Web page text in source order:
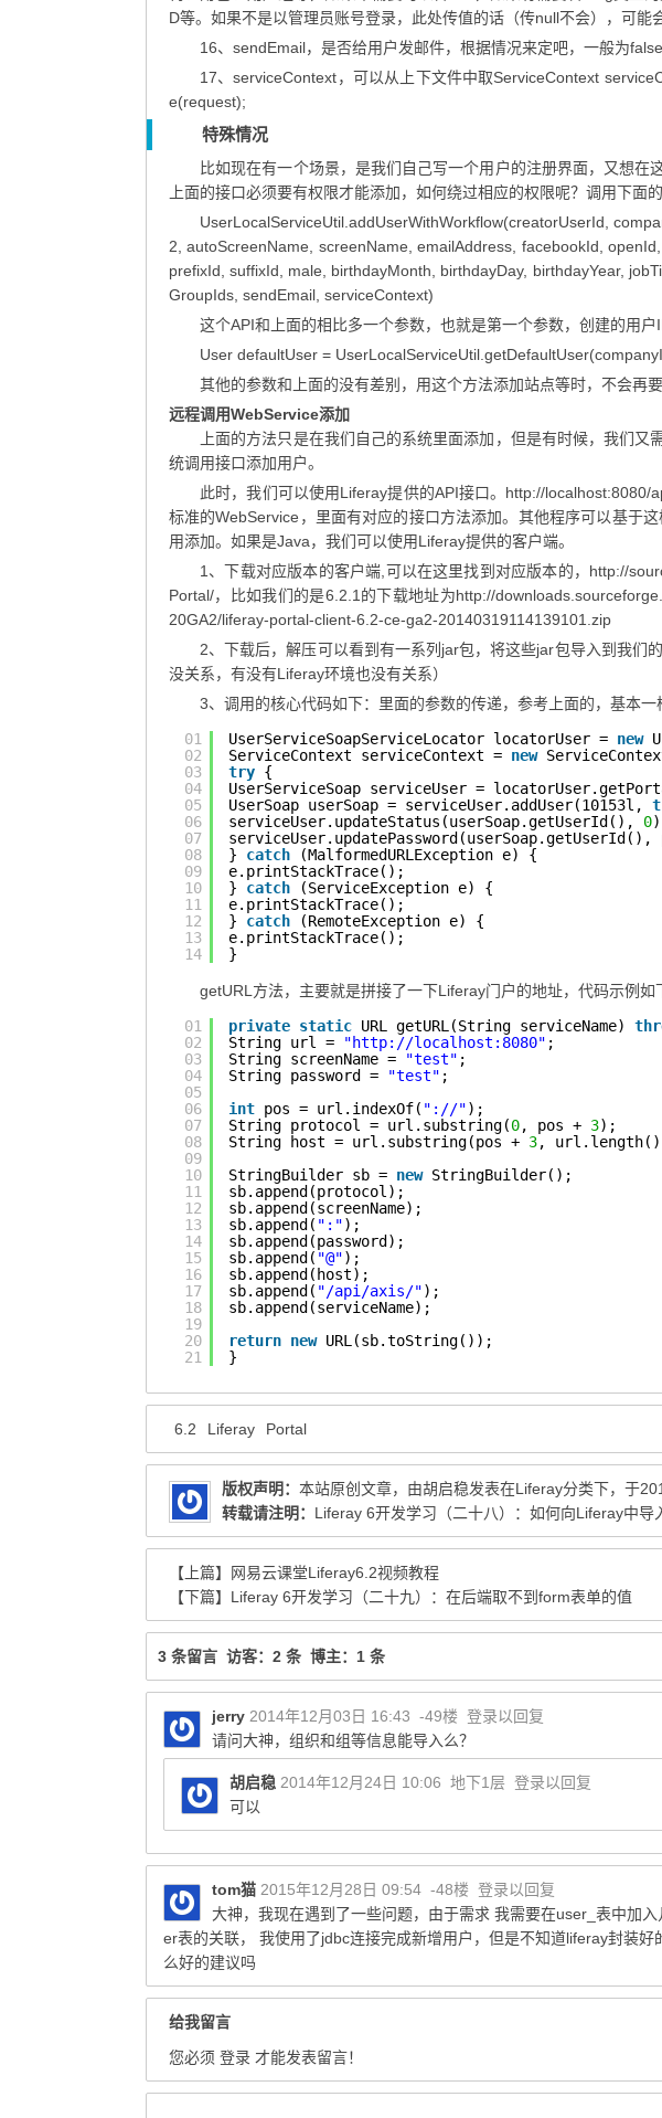
D等。如果不是以管理员账号登录，此处传值的话（传null不会），可能
16、sendEmail，是否给用户发邮件，根据情况来定吧，一般为false
17、serviceContext，可以从上下文件中取ServiceContext
e(request);
特殊情况
比如现在有一个场景，是我们自己写一个用户的注册界面，又想在
上面的接口必须要有权限才能添加，如何绕过相应的权限呢？调用下面的
UserLocalServiceUtil.addUserWithWorkflow(creatorUserId,
2, autoScreenName, screenName, emailAddress, facebookId,
prefixId, suffixId, male, birthdayMonth, birthdayDay, birthdayYear,
GroupIds, sendEmail, serviceContext)
这个API和上面的相比多一个参数，也就是第一个参数，创建的用
User defaultUser =
其他的参数和上面的没有差别，用这个方法添加站点等时，不会再要
远程调用WebService添加
上面的方法只是在我们自己的系统里面添加，但是有时候，我们
统调用接口添加用户。
此时，我们可以使用Liferay提供的API接口。http://localhost:8080/
标准的WebService，里面有对应的接口方法添加。其他程序可以基于
用添加。如果是Java，我们可以使用Liferay提供的客户端。
1、下载对应版本的客户端,可以在这里找到对应版本的，http://
Portal/，比如我们的是6.2.1的下载地址为http://
20GA2/liferay-portal-client-6.2-ce-ga2-20140319114139101.zip
2、下载后，解压可以看到有一系列jar包，将这些jar包导入到我们
没关系，有没有Liferay环境也没有关系）
3、调用的核心代码如下：里面的参数的传递，参考上面的，基本一
01
02
03
04
05
06
07
08
09
10
11
12
13
14
UserServiceSoapServiceLocator locatorUser = new
ServiceContext serviceContext = new
try {
UserServiceSoap serviceUser =
UserSoap userSoap = serviceUser.addUser(10153l,
serviceUser.updateStatus(userSoap.getUserId(), 0
serviceUser.updatePassword(userSoap.getUserId(),
} catch
(MalformedURLException e) {
e.printStackTrace();
} catch
(ServiceException e) {
e.printStackTrace();
} catch
(RemoteException e) {
e.printStackTrace();
}
getURL方法，主要就是拼接了一下Liferay门户的地址，代码示例如
01
02
03
04
05
06
07
08
09
10
11
12
13
14
15
16
17
18
19
20
21
private static URL getURL(String serviceName)
String url =
"http://localhost:8080" ;
String screenName =
"test" ;
String password =
"test" ;
int pos = url.indexOf( "://");
String protocol = url.substring(0, pos + 3);
String host = url.substring(pos + 3,
StringBuilder sb = new StringBuilder();
sb.append(protocol);
sb.append(screenName);
sb.append( ":");
sb.append(password);
sb.append( "@");
sb.append(host);
sb.append( "/api/axis/");
sb.append(serviceName);
return new URL(sb.toString());
}
6.2 Liferay Portal
版权声明： 本站原创文章，由胡启稳发表在Liferay分类下，于
转载请注明： Liferay 6开发学习（二十八）：如何向Liferay中导
【上篇】
网易云课堂Liferay6.2视频教程
【下篇】 Liferay 6开发学习（二十九）：在后端取不到form表单的值
3 条留言 访客：2 条 博主：1 条
jerry 2014年12月03日 16:43 -49楼 登录以回复
请问大神，组织和组等信息能导入么？
胡启稳 2014年12月24日 10:06 地下1层 登录以回复
可以
tom猫 2015年12月28日 09:54 -48楼 登录以回复
大神，我现在遇到了一些问题，由于需求 我需要在user_表中加
er表的关联， 我使用了jdbc连接完成新增用户，但是不知道liferay封装
么好的建议吗
给我留言
您必须 登录 才能发表留言！